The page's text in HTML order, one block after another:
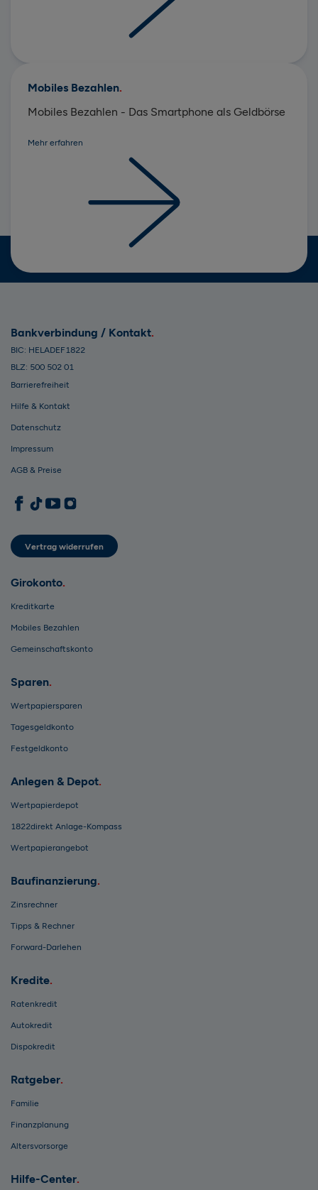
Mobiles Bezahlen
Mobiles Bezahlen - Das Smartphone als Geldbörse
Mehr erfahren
Bankverbindung / Kontakt
BIC: HELADEF1822
BLZ: 500 502 01
Barrierefreiheit
Hilfe & Kontakt
Datenschutz
Impressum
AGB & Preise
1822direkt auf Facebook
1822direkt auf TikTok
1822direkt auf YouTube
1822direkt auf Instagram
Vertrag widerrufen
Girokonto
Kreditkarte
Mobiles Bezahlen
Gemeinschaftskonto
Sparen
Wertpapiersparen
Tagesgeldkonto
Festgeldkonto
Anlegen & Depot
Wertpapierdepot
1822direkt Anlage-Kompass
Wertpapierangebot
Baufinanzierung
Zinsrechner
Tipps & Rechner
Forward-Darlehen
Kredite
Ratenkredit
Autokredit
Dispokredit
Ratgeber
Familie
Finanzplanung
Altersvorsorge
Hilfe-Center